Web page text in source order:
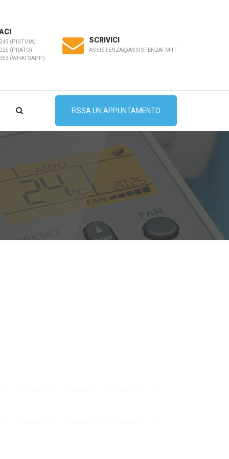
(PISTOIA)
(PRATO)
(WHATSAPP)
SCRIVICI
ASSISTENZA@ASSISTENZAFM.IT
FISSA UN APPUNTAMENTO